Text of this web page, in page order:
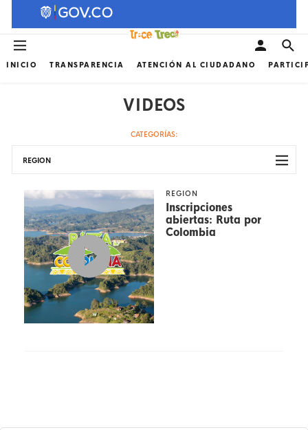
INICIO TRANSPARENCIA ATENCIÓN AL CIUDADANO
VIDEOS
CATEGORÍAS:
REGION
REGION
Inscripciones
abiertas: Ruta por
Colombia